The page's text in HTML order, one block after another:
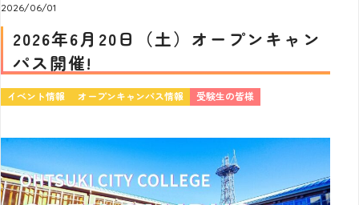
2026/06/01
2026年6月20日（土）オープンキャン
パス開催!
イベント情報 オープンキャンパス情報 受験生の皆様